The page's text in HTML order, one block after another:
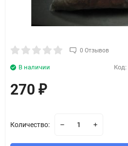
0 Отзывов
Код:
В наличии
270 ₽
Количество: